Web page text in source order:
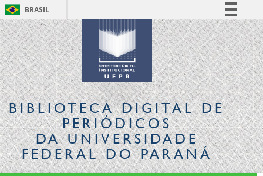
BRASIL
Simplifique!
Comunica BR
Participe
Acesso à informação
Legislação
Canais
BIBLIOTECA DIGITALDE
PERIÓDICOS
DA UNIVERSIDADE
FEDERAL DO PARANÁ